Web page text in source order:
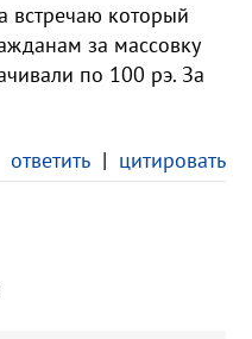
встречаю который
за массовку
по 100 рэ. За
ответить| цитировать